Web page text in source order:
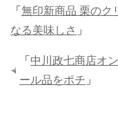
「 無印新商品 栗のク
なる美味しさ 」
「 中川政七商店オ
ール品をポチ 」